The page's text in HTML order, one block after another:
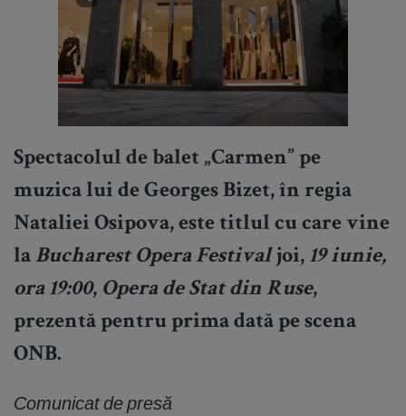
Spectacolul de balet „Carmen” pe
muzica lui de Georges Bizet, în regia
Nataliei Osipova, este titlul cu care vine
la Bucharest Opera Festival joi, 19 iunie,
ora 19:00, Opera de Stat din Ruse,
prezentă pentru prima dată pe scena
ONB.
Comunicat de presă